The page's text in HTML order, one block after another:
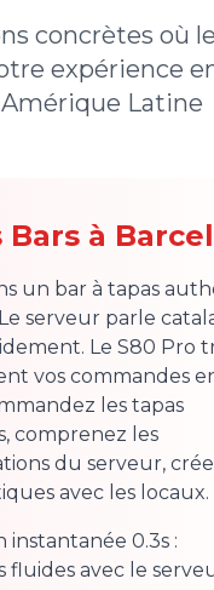
concrètes où
expérience
Latine
Bars à
un bar à tapas
serveur parle
Le S80 Pro
vos commandes
les tapas
comprenez les
du serveur,
avec les locaux.
instantanée 0.3s :
fluides avec le